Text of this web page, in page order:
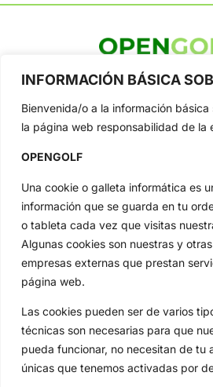
INFORMACIÓN BÁSICA
Bienvenida/o a la información
la página web responsabilidad de la
OPENGOLF
Una cookie o galleta informática es
información que se guarda en tu
o tableta cada vez que visitas
Algunas cookies son nuestras y
empresas externas que prestan
página web.
Las cookies pueden ser de varios
técnicas son necesarias para que
pueda funcionar, no necesitan de tu
únicas que tenemos activadas por
OpenGolf ofrece toda la
profesional y amateur, resultados en
Jon Rahm, LIV Golf, PGA Tour, Ryder
Inicio
Actualidad
Amateurs
Circuitos
Especiales
De
Compañía
Política de Privacidad
Política de Cookies
Publicidad